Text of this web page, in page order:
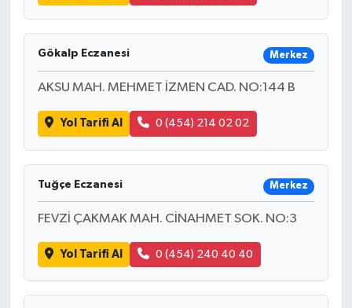
Gökalp Eczanesi Merkez
AKSU MAH. MEHMET İZMEN CAD. NO:144 B
Yol Tarifi Al 0 (454) 214 02 02
Tuğçe Eczanesi Merkez
FEVZİ ÇAKMAK MAH. CİNAHMET SOK. NO:3
Yol Tarifi Al 0 (454) 240 40 40